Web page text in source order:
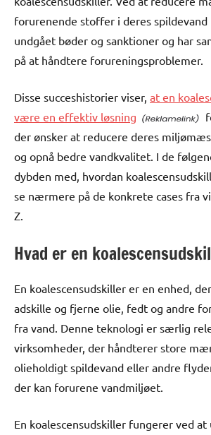
forurenende stoffer i deres spildevand
undgået bøder og sanktioner og har
på at håndtere forureningsproblemer.
Disse succeshistorier viser, at en
være en effektiv løsning
der ønsker at reducere deres
og opnå bedre vandkvalitet. I de
dybden med, hvordan
se nærmere på de konkrete cases fra
Z.
Hvad er en
En koalescensudskiller er en enhed,
adskille og fjerne olie, fedt og andre
fra vand. Denne teknologi er særlig
virksomheder, der håndterer store
olieholdigt spildevand eller andre
der kan forurene vandmiljøet.
En koalescensudskiller fungerer ved